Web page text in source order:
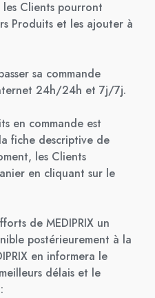
les Clients pourront
Produits et les ajouter à
sa commande
24h/24h et 7j/7j.
en commande est
fiche descriptive de
les Clients
en cliquant sur le
de MEDIPRIX un
postérieurement à la
en informera le
délais et le